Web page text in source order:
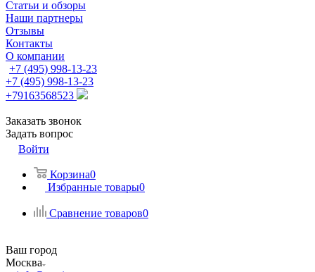
Статьи и обзоры
Наши партнеры
Отзывы
Контакты
О компании
+7 (495) 998-13-23
+7 (495) 998-13-23
+79163568523
Заказать звонок
Задать вопрос
Войти
Корзина0
Избранные товары0
Сравнение товаров0
Ваш город
Москва